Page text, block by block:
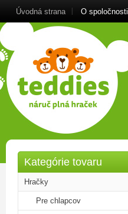
Úvodná strana O spoločnosti
Kategórie tovaru
Hračky
Pre chlapcov